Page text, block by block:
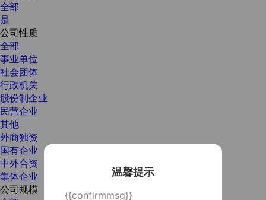
温馨提示
{{confirmmsg}}
全部
是
公司性质
全部
事业单位
社会团体
行政机关
股份制企业
民营企业
其他
外商独资
国有企业
中外合资
集体企业
公司规模